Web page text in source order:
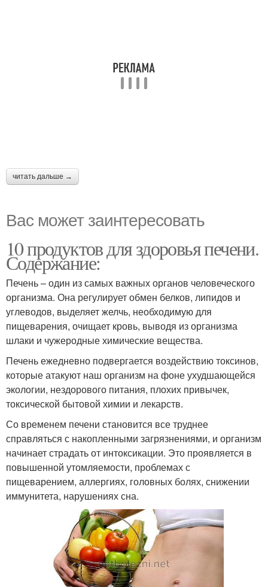
читать дальше →
Вас может заинтересовать
10 продуктов для здоровья печени.
Содержание:
Печень – один из самых важных органов человеческого
организма. Она регулирует обмен белков, липидов и
углеводов, выделяет желчь, необходимую для
пищеварения, очищает кровь, выводя из организма
шлаки и чужеродные химические вещества.
Печень ежедневно подвергается воздействию токсинов,
которые атакуют наш организм на фоне ухудшающейся
экологии, нездорового питания, плохих привычек,
токсической бытовой химии и лекарств.
Со временем печени становится все труднее
справляться с накопленными загрязнениями, и организм
начинает страдать от интоксикации. Это проявляется в
повышенной утомляемости, проблемах с
пищеварением, аллергиях, головных болях, снижении
иммунитета, нарушениях сна.